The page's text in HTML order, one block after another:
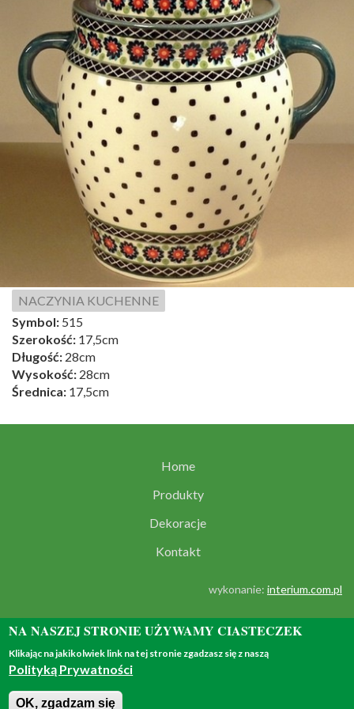
NACZYNIA KUCHENNE
Symbol: 515
Szerokość: 17,5cm
Długość: 28cm
Wysokość: 28cm
Średnica: 17,5cm
Home
Produkty
Dekoracje
Kontakt
wykonanie: interium.com.pl
© 2018 - all rights reserved
NA NASZEJ STRONIE UŻYWAMY CIASTECZEK
Klikając na jakikolwiek link na tej stronie zgadzasz się z naszą
Polityką Prywatności
OK, zgadzam się